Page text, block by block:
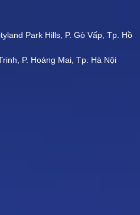
Park Hills, P. Gò Vấp, Tp. Hồ
P. Hoàng Mai, Tp. Hà Nội